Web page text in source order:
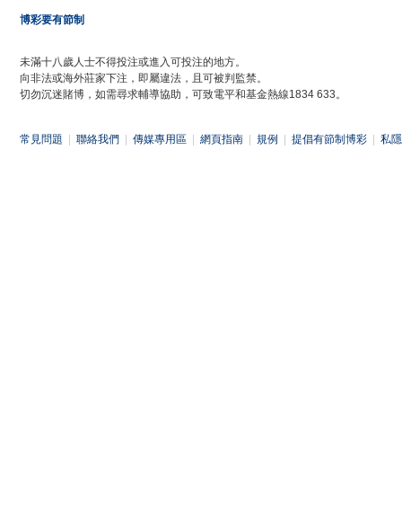
博彩要有節制
未滿十八歲人士不得投注或進入可投注的地方。
向非法或海外莊家下注，即屬違法，且可被判監禁。
切勿沉迷賭博，如需尋求輔導協助，可致電平和基金熱線1834 633。
常見問題 聯絡我們 傳媒專用區 網頁指南 規例 提倡有節制博彩 私